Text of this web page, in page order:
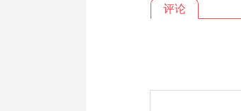
评论